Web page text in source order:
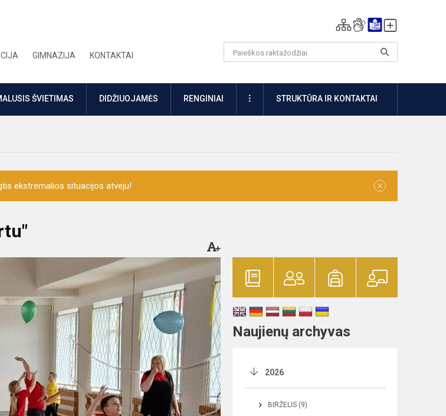
GIMNAZIJA KONTAKTAI
ŠVIETIMAS DIDŽIUOJAMĖS RENGINIAI DAUGIAUSTRUKTŪRA IR KONTAKTAI
ekstremalios situacijos atveju! ×
Naujienų archyvas
2026
BIRŽELIS (9)